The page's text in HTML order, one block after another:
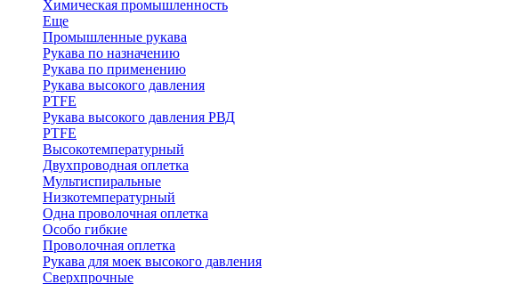
Химическая промышленность
Еще
Промышленные рукава
Рукава по назначению
Рукава по применению
Рукава высокого давления
PTFE
Рукава высокого давления РВД
PTFE
Высокотемпературный
Двухпроводная оплетка
Мультиспиральные
Низкотемпературный
Одна проволочная оплетка
Особо гибкие
Проволочная оплетка
Рукава для моек высокого давления
Сверхпрочные